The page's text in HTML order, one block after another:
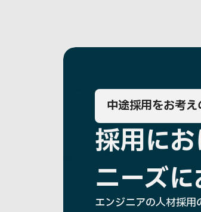
中途採用をお考
採用に
ニーズ
エンジニアの人材採用